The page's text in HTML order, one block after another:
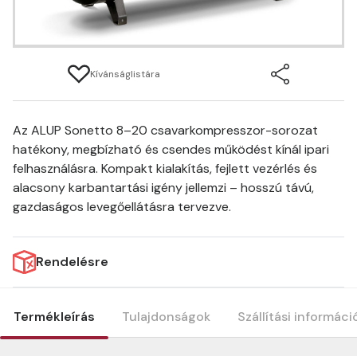
Kívánságlistára
Az ALUP Sonetto 8–20 csavarkompresszor-sorozat
hatékony, megbízható és csendes működést kínál ipari
felhasználásra. Kompakt kialakítás, fejlett vezérlés és
alacsony karbantartási igény jellemzi – hosszú távú,
gazdaságos levegőellátásra tervezve.
Rendelésre
Termékleírás Tulajdonságok Szállítási